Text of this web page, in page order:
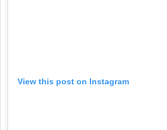
View this post on Instagram